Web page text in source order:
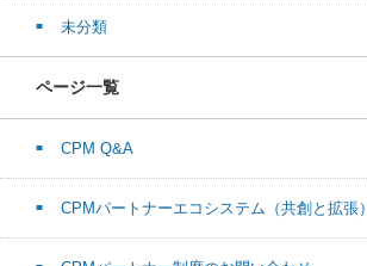
未分類
ページ一覧
CPM Q&A
CPMパートナーエコシステム（共創と拡張）